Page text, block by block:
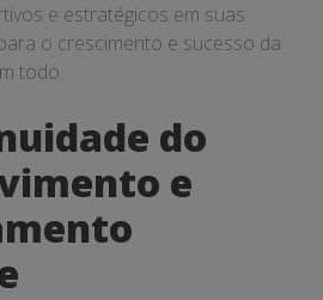
e estratégicos em suas
o crescimento e sucesso da
todo.
do
e